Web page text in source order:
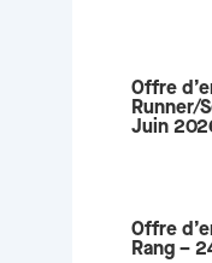
Offre
Runner/
Juin
Offre
Rang –